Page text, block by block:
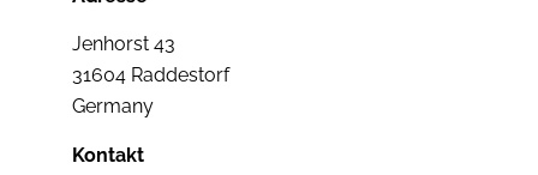
Jenhorst 43
31604 Raddestorf
Germany
Kontakt